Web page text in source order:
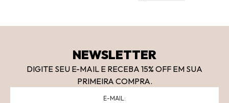
NEWSLETTER
DIGITE SEU E-MAIL E RECEBA 15% OFF EM SUA
PRIMEIRA COMPRA.